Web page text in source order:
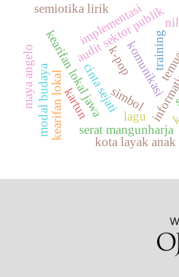
cinta sejatikomunikasi
audit sektor publik
serat mangunharja
kearifan lokal jawa
kearifan lokal simbol
implementasi
modal budaya lagu
semiotika lirik
k-pop
kota layak anak
training
kartun
maya angelo